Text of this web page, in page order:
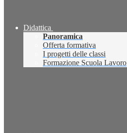
Didattica
Panoramica
Offerta formativa
I progetti delle classi
Formazione Scuola Lavoro